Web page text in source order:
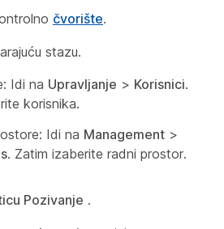
čvorište.
stazu.
Idi na Upravljanje > Korisnici.
korisnika.
Idi na Management >
. Zatim izaberite radni prostor.
Pozivanje .